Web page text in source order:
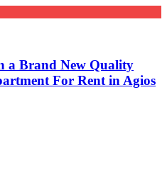
a Brand New Quality
For Rent in Agios